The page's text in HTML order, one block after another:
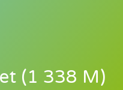
(1 338 M)